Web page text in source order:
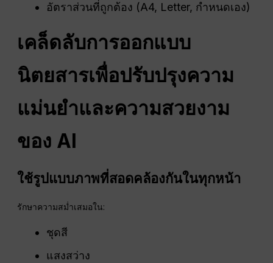
อัตราส่วนที่ถูกต้อง (A4, Letter, กำหนดเอง)
เคล็ดลับการออกแบบ
นิตยสารเพื่อปรับปรุงความ
แม่นยำและความสวยงาม
ของ AI
ใช้รูปแบบภาพที่สอดคล้องกันในทุกหน้า
รักษาความสม่ำเสมอใน:
ชุดสี
แสงสว่าง